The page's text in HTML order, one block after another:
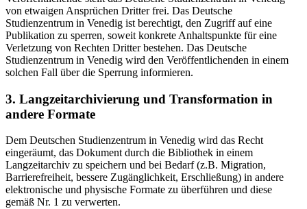
von etwaigen Ansprüchen Dritter frei. Das Deutsche
Studienzentrum in Venedig ist berechtigt, den Zugriff auf eine
Publikation zu sperren, soweit konkrete Anhaltspunkte für eine
Verletzung von Rechten Dritter bestehen. Das Deutsche
Studienzentrum in Venedig wird den Veröffentlichenden in einem
solchen Fall über die Sperrung informieren.
3. Langzeitarchivierung und Transformation in
andere Formate
Dem Deutschen Studienzentrum in Venedig wird das Recht
eingeräumt, das Dokument durch die Bibliothek in einem
Langzeitarchiv zu speichern und bei Bedarf (z.B. Migration,
Barrierefreiheit, bessere Zugänglichkeit, Erschließung) in andere
elektronische und physische Formate zu überführen und diese
gemäß Nr. 1 zu verwerten.